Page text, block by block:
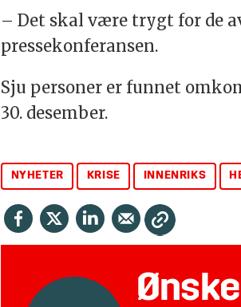
– Det skal være trygt for de
pressekonferansen.
Sju personer er funnet
30. desember.
NYHETER KRISE INNENRIKS